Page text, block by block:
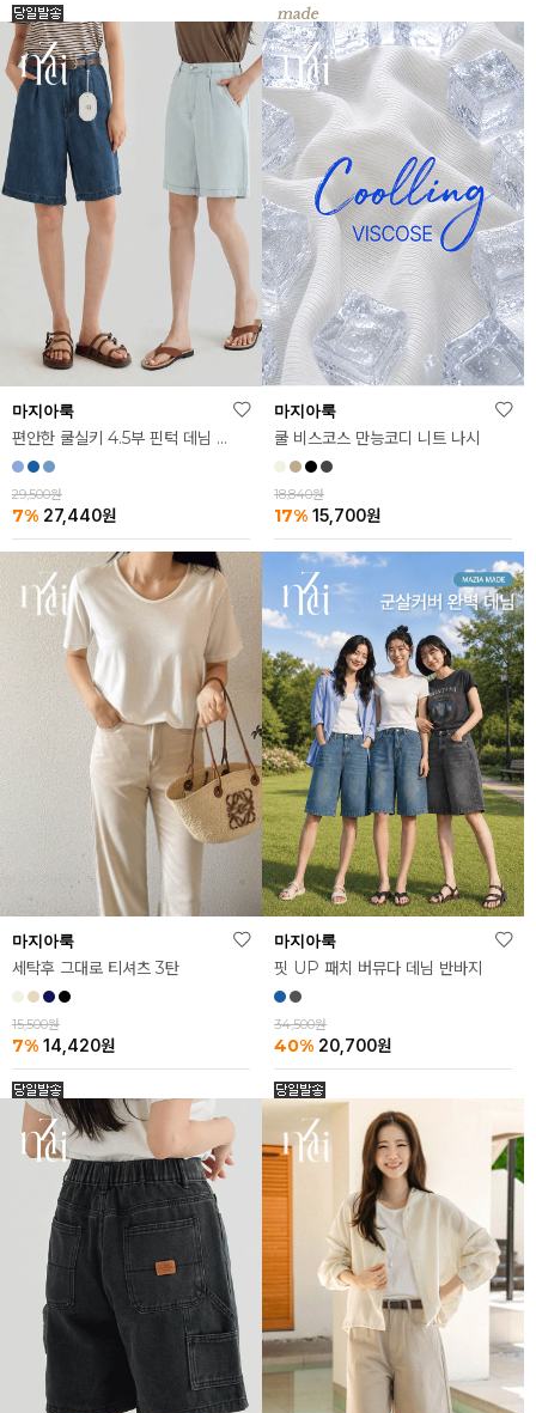
마지아룩
편안한 쿨실키 4.5부 핀턱 데님 반바지
29,500원
7% 27,440원
마지아룩
쿨 비스코스 만능코디 니트 나시
18,840원
17% 15,700원
마지아룩
세탁후 그대로 티셔츠 3탄
15,500원
7% 14,420원
마지아룩
핏 UP 패치 버뮤다 데님 반바지
34,500원
40% 20,700원